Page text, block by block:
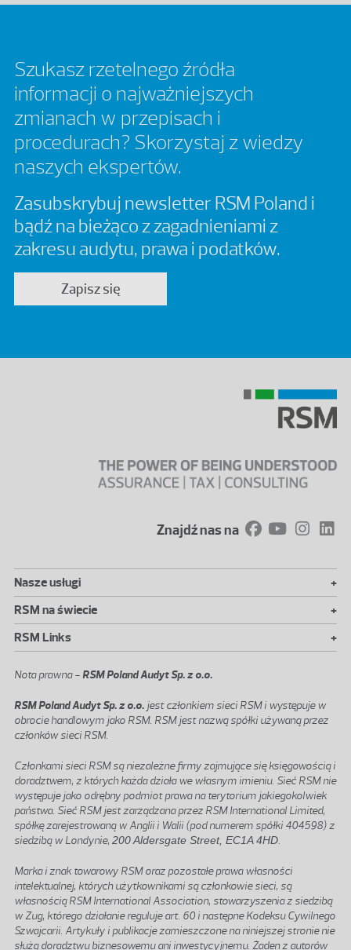
Szukasz rzetelnego źródła
informacji o najważniejszych
zmianach w przepisach i
procedurach? Skorzystaj z wiedzy
naszych ekspertów.
Zasubskrybuj newsletter RSM Poland i
bądź na bieżąco z zagadnieniami z
zakresu audytu, prawa i podatków.
Zapisz się
Znajdź nas na
Nasze usługi
+
RSM na świecie
+
RSM Links
+
Nota prawna -RSM Poland Audyt Sp. z o.o.
RSM Poland Audyt Sp. z o.o. jest członkiem sieci RSM i występuje w
obrocie handlowym jako RSM. RSM jest nazwą spółki używaną przez
członków sieci RSM.
Członkami sieci RSM są niezależne firmy zajmujące się księgowością i
doradztwem, z których każda działa we własnym imieniu. Sieć RSM nie
występuje jako odrębny podmiot prawa na terytorium jakiegokolwiek
państwa. Sieć RSM jest zarządzana przez RSM International Limited,
spółkę zarejestrowaną w Anglii i Walii (pod numerem spółki 404598) z
siedzibą w Londynie, 200 Aldersgate Street, EC1A 4HD.
Marka i znak towarowy RSM oraz pozostałe prawa własności
intelektualnej, których użytkownikami są członkowie sieci, są
własnością RSM International Association, stowarzyszenia z siedzibą
w Zug, którego działanie reguluje art. 60 i następne Kodeksu Cywilnego
Szwajcarii. Artykuły i publikacje zamieszczone na niniejszej stronie nie
służą doradztwu biznesowemu ani inwestycyjnemu. Żaden z autorów